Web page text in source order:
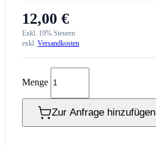
12,00 €
Exkl. 19% Steuern
exkl. Versandkosten
Menge
Zur Anfrage hinzufügen